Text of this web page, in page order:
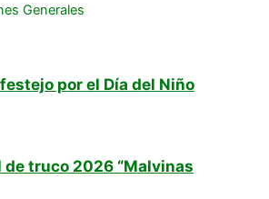
Generales
por el Día del Niño
truco 2026 “Malvinas